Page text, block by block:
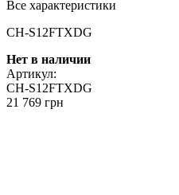
Все характеристики
CH-S12FTXDG
Нет в наличии
Артикул:
CH-S12FTXDG
21 769 грн